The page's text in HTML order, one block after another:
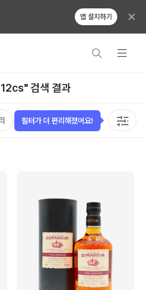
앱 설치하기
검색 결과
가격 국가 용량 태그
필터가 더 편리해졌어요!